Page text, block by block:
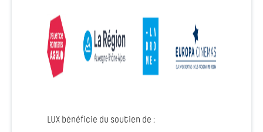
LUX bénéficie du soutien de :